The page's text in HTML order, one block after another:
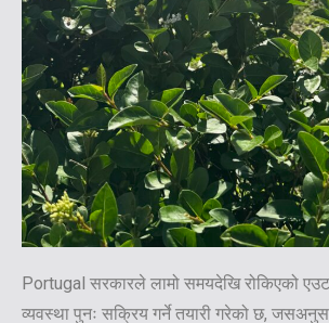
Portugal सरकारले लामो समयदेखि रोकिएको
व्यवस्था पुनः सक्रिय गर्ने तयारी गरेको छ,